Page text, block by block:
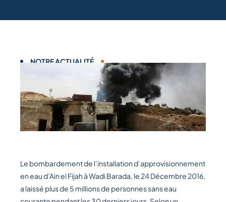
NOTRE ACTUALITÉ
Le bombardement de l’installation d’approvisionnement
en eau d’Ain el Fijah à Wadi Barada, le 24 Décembre 2016,
a laissé plus de 5 millions de personnes sans eau